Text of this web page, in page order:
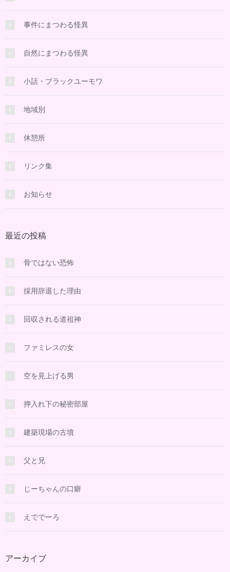
事件にまつわる怪異
自然にまつわる怪異
小話・ブラックユーモワ
地域別
休憩所
リンク集
お知らせ
最近の投稿
骨ではない恐怖
採用辞退した理由
回収される道祖神
ファミレスの女
空を見上げる男
押入れ下の秘密部屋
建築現場の古墳
父と兄
じーちゃんの口癖
えででーろ
アーカイブ